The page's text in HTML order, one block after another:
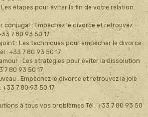
étapes pour éviter la fin de votre relation.
conjugal : Empêchez le divorce et retrouvez
7 80 93 50 17
: Les techniques pour empêcher le divorce
: +33 7 80 93 50 17
: Les stratégies pour éviter la dissolution
7 80 93 50 17
: Empêchez le divorce et retrouvez la joie
+33 7 80 93 50 17
à tous vos problèmes Tél : +33 7 80 93 50